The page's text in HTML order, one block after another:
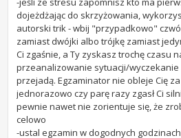
dojeżdżając do skrzyżowania,
autorski trik - wbij "przypadkowo"
zamiast dwójki albo trójkę zamiast
Ci zgaśnie, a Ty zyskasz trochę czasu
przeanalizowanie sytuacji/wyczekanie
przejadą. Egzaminator nie obleje Cię
jednorazowo czy parę razy zgasł Ci
pewnie nawet nie zorientuje się, że
celowo
-ustal egzamin w dogodnych